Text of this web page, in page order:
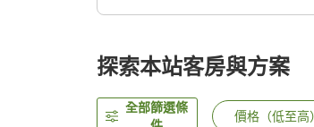
探索本站客房與方案
全部篩選條
價格（低至高）